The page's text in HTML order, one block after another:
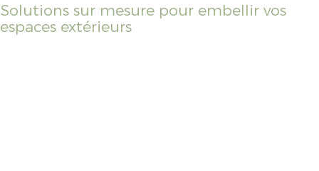
Solutions sur mesure pour embellir vos
espaces extérieurs